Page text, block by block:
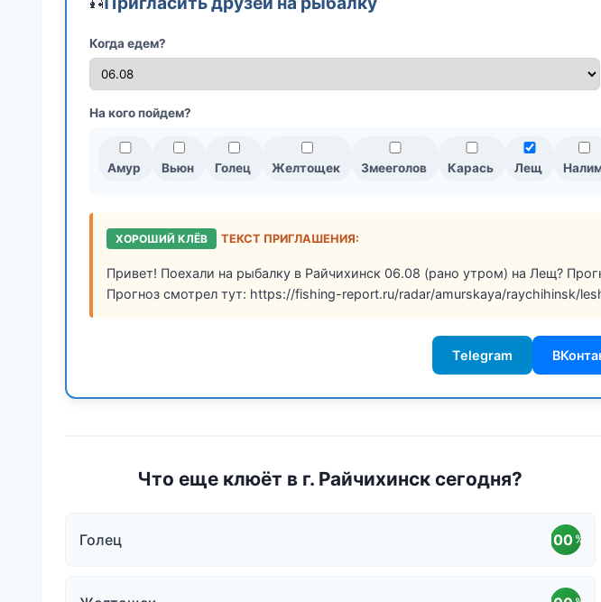
Когда едем?
На кого пойдем?
Амур Вьюн Голец Желтощек Змееголов Карась Лещ
ХОРОШИЙ КЛЁВ ТЕКСТ ПРИГЛАШЕНИЯ:
Привет! Поехали на рыбалку в Райчихинск 06.08 (рано утром) на Лещ?
Прогноз смотрел тут: https://fishing-report.ru/radar/amurskaya/raychihinsk/
Telegram
Что еще клюёт в г. Райчихинск сегодня?
Голец 100 %